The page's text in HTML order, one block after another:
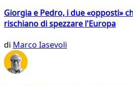
Giorgia e Pedro, i due «opposti»
rischiano di spezzare l'Europa
di Marco Iasevoli